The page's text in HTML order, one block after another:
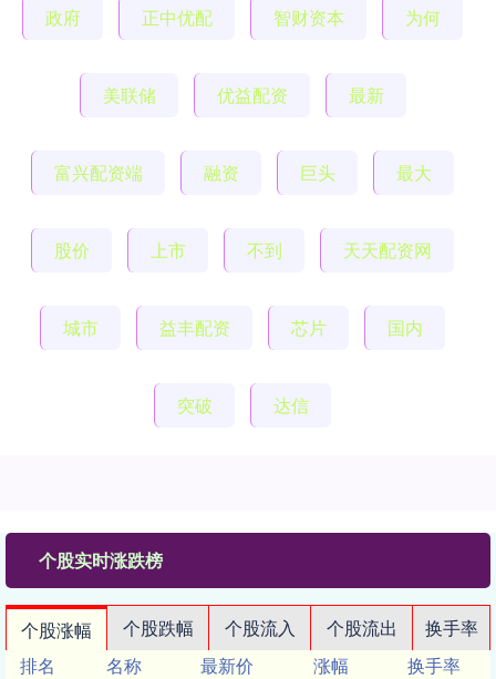
政府 正中优配 智财资本 为何
美联储 优益配资 最新
富兴配资端 融资 巨头 最大
股价 上市 不到 天天配资网
城市 益丰配资 芯片 国内
突破 达信
个股实时涨跌榜
个股涨幅 个股跌幅 个股流入 个股流出
换手率
排名
名称 最新价 涨幅
换手率